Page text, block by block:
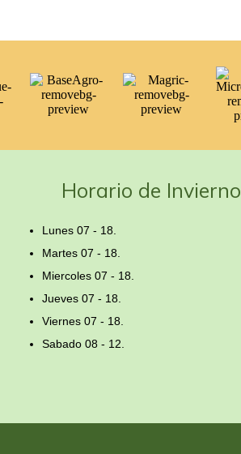
Horario de Invierno
Lunes 07 - 18.
Martes 07 - 18.
Miercoles 07 - 18.
Jueves 07 - 18.
Viernes 07 - 18.
Sabado 08 - 12.